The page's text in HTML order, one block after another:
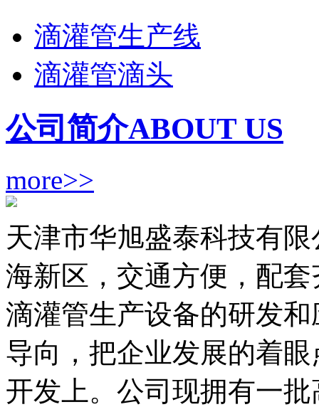
滴灌管生产线
滴灌管滴头
公司简介ABOUT US
more>>
天津市华旭盛泰科技有
海新区，交通方便，配
滴灌管生产设备的研发
导向，把企业发展的着
开发上。公司现拥有一